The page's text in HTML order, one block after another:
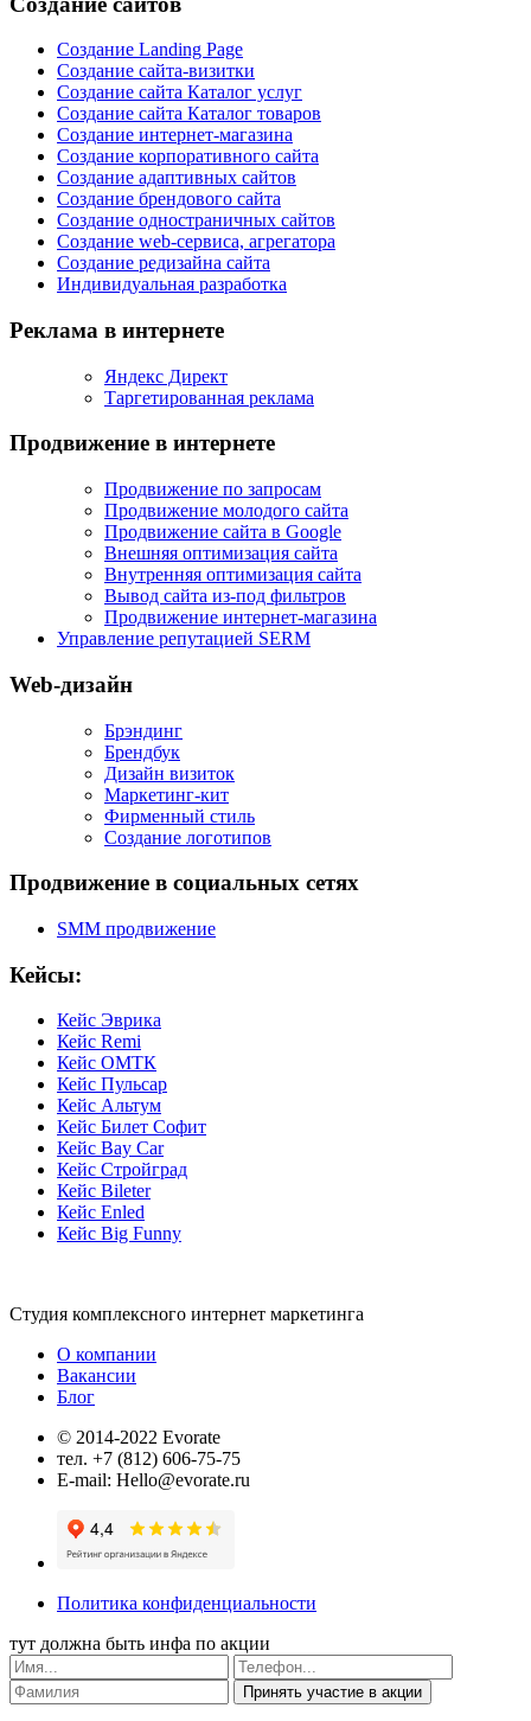
Создание Landing Page
Создание сайта-визитки
Создание сайта Каталог услуг
Создание сайта Каталог товаров
Создание интернет-магазина
Создание корпоративного сайта
Создание адаптивных сайтов
Создание брендового сайта
Создание одностраничных сайтов
Создание web-сервиса, агрегатора
Создание редизайна сайта
Индивидуальная разработка
Реклама в интернете
Яндекс Директ
Таргетированная реклама
Продвижение в интернете
Продвижение по запросам
Продвижение молодого сайта
Продвижение сайта в Google
Внешняя оптимизация сайта
Внутренняя оптимизация сайта
Вывод сайта из-под фильтров
Продвижение интернет-магазина
Управление репутацией SERM
Web-дизайн
Брэндинг
Брендбук
Дизайн визиток
Маркетинг-кит
Фирменный стиль
Создание логотипов
Продвижение в социальных сетях
SMM продвижение
Кейсы:
Кейс Эврика
Кейс Remi
Кейс ОМТК
Кейс Пульсар
Кейс Альтум
Кейс Билет Софит
Кейс Bay Car
Кейс Стройград
Кейс Bileter
Кейс Enled
Кейс Big Funny
Студия комплексного интернет маркетинга
О компании
Вакансии
Блог
© 2014-2022 Evorate
тел. +7 (812) 606-75-75
E-mail: Hello@evorate.ru
Политика конфиденциальности
тут должна быть инфа по акции
Принять участие в акции